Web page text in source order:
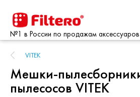
№1 в России по продажам
VITEK
Мешки-
пылесосов VITEK